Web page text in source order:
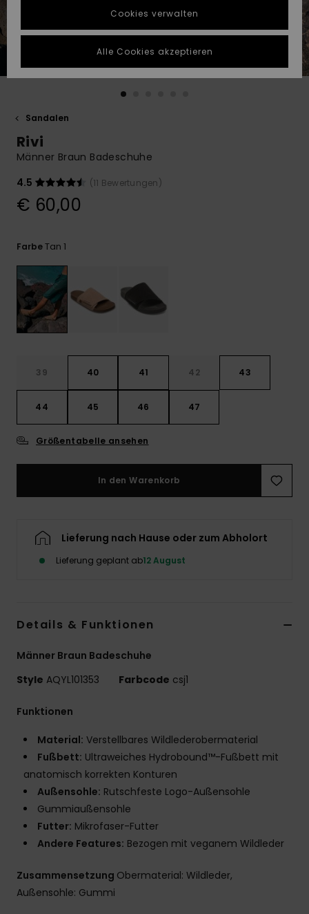
Starten Sie eine
Unterhaltung,
schnellste
Antwort auf Ihre
Frage zu
erhalten.
Finden Sie
die häufigsten
Fragen sowie
WUNSCHLISTE
Sandalen
Rivi
Männer Braun Badeschuhe
4.5
(11 Bewertungen)
€ 60,00
FarbeTan 1
39 40 41 42 43
44 45 46 47
Größentabelle ansehen
In den Warenkorb
Lieferung nach Hause oder zum Abholort
Lieferung geplant ab12 August
Details & Funktionen
Männer Braun Badeschuhe
Style AQYL101353 Farbcode csj1
Funktionen
Material: Verstellbares Wildlederobermaterial
Fußbett: Ultraweiches Hydrobound™-Fußbett mit
anatomisch korrekten Konturen
Außensohle: Rutschfeste Logo-Außensohle
Gummiaußensohle
Futter: Mikrofaser-Futter
Andere Features: Bezogen mit veganem Wildleder
Zusammensetzung Obermaterial: Wildleder,
Außensohle: Gummi
Cookies verwalten
Alle Cookies akzeptieren